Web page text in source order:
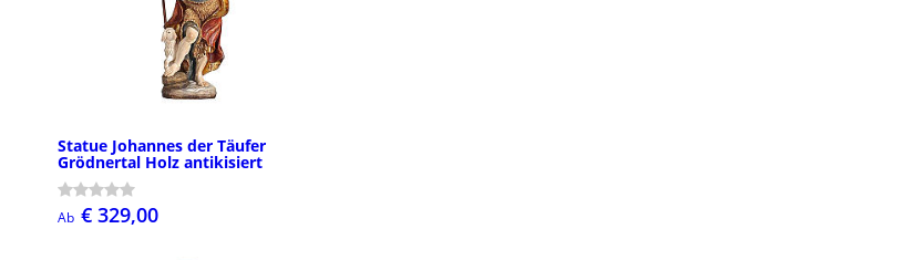
Statue Johannes der Täufer
Grödnertal Holz antikisiert
Ab € 329,00